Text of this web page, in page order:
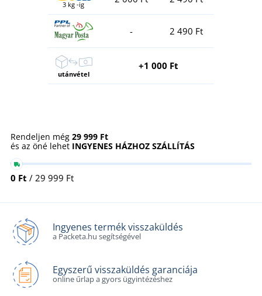
3 kg -ig
- 2 490 Ft
utánvétel
+1 000 Ft
Rendeljen még 29 999 Ft
és az öné lehet INGYENES HÁZHOZ SZÁLLÍTÁS
0 Ft / 29 999 Ft
Ingyenes termék visszaküldés
a Packeta.hu segítségével
Egyszerű visszaküldés garanciája
online űrlap a gyors ügyintézéshez